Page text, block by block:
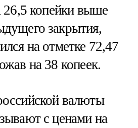
26,5 копейки выше
закрытия,
на отметке 72,47
на 38 копеек.
валюты
с ценами на